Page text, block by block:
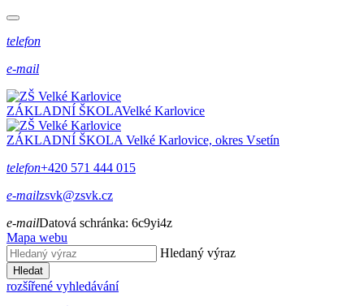
telefon
e-mail
ZÁKLADNÍ ŠKOLAVelké Karlovice
ZÁKLADNÍ ŠKOLA Velké Karlovice, okres Vsetín
telefon+420 571 444 015
e-mailzsvk@zsvk.cz
e-mailDatová schránka: 6c9yi4z
Mapa webu
Hledaný výraz
Hledat
rozšířené vyhledávání